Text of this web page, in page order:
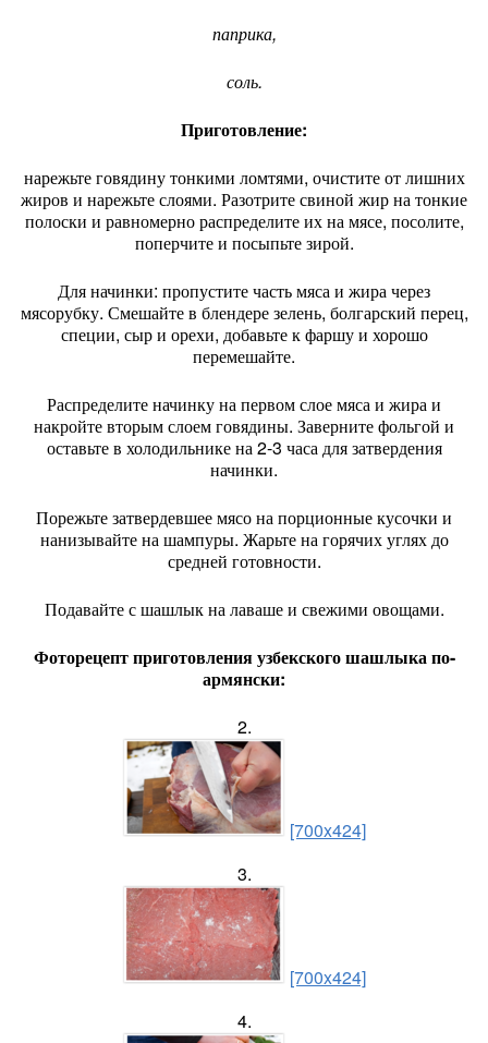
паприка,
соль.
Приготовление:
нарежьте говядину тонкими ломтями, очистите от лишних
жиров и нарежьте слоями. Разотрите свиной жир на тонкие
полоски и равномерно распределите их на мясе, посолите,
поперчите и посыпьте зирой.
Для начинки: пропустите часть мяса и жира через
мясорубку. Смешайте в блендере зелень, болгарский перец,
специи, сыр и орехи, добавьте к фаршу и хорошо
перемешайте.
Распределите начинку на первом слое мяса и жира и
накройте вторым слоем говядины. Заверните фольгой и
оставьте в холодильнике на 2-3 часа для затвердения
начинки.
Порежьте затвердевшее мясо на порционные кусочки и
нанизывайте на шампуры. Жарьте на горячих углях до
средней готовности.
Подавайте с шашлык на лаваше и свежими овощами.
Фоторецепт приготовления узбекского шашлыка по-
армянски:
2.
[700x424]
3.
[700x424]
4.